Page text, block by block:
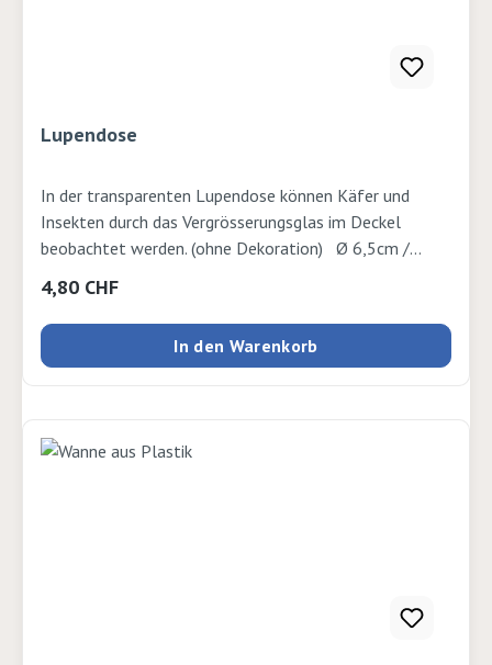
Lupendose
In der transparenten Lupendose können Käfer und
Insekten durch das Vergrösserungsglas im Deckel
beobachtet werden. (ohne Dekoration) Ø 6,5cm /
Regulärer Preis:
4,80 CHF
In den Warenkorb